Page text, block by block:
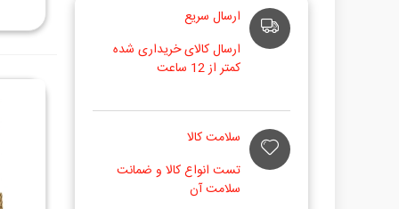
ارسال سریع
ارسال کالای خریداری شده
کمتر از 12 ساعت
سلامت کالا
تست انواع کالا و ضمانت
سلامت آن